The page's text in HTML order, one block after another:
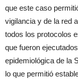
que este caso
vigilancia y de la red
todos los protocolos
que fueron
epidemiológica de la
lo que permitió